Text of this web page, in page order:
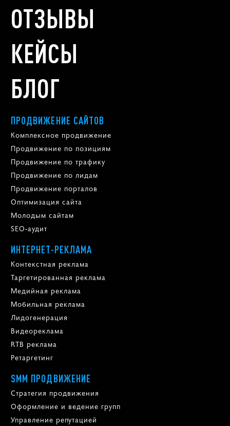
ОТЗЫВЫ
КЕЙСЫ
БЛОГ
ПРОДВИЖЕНИЕ САЙТОВ
Комплексное продвижение
Продвижение по позициям
Продвижение по трафику
Продвижение по лидам
Продвижение порталов
Оптимизация сайта
Молодым сайтам
SEO-аудит
ИНТЕРНЕТ-РЕКЛАМА
Контекстная реклама
Таргетированная реклама
Медийная реклама
Мобильная реклама
Лидогенерация
Видеореклама
RTB реклама
Ретаргетинг
SMM ПРОДВИЖЕНИЕ
Стратегия продвижения
Оформление и ведение групп
Управление репутацией